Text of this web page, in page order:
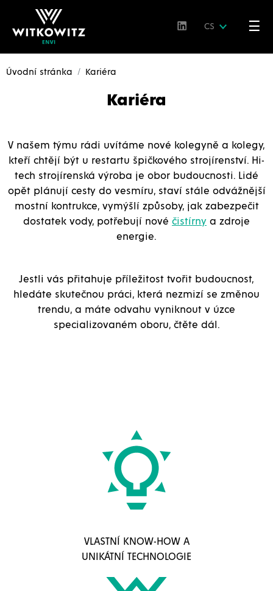
CS ☰
Úvodní stránka Kariéra
Kariéra
V našem týmu rádi uvítáme nové kolegyně a kolegy,
kteří chtějí být u restartu špičkového strojírenství. Hi-
tech strojírenská výroba je obor budoucnosti. Lidé
opět plánují cesty do vesmíru, staví stále odvážnější
mostní kontrukce, vymýšlí způsoby, jak zabezpečit
dostatek vody, potřebují nové čistírny a zdroje
energie.
Jestli vás přitahuje příležitost tvořit budoucnost,
hledáte skutečnou práci, která nezmizí se změnou
trendu, a máte odvahu vyniknout v úzce
specializovaném oboru, čtěte dál.
VLASTNÍ KNOW-HOW A
UNIKÁTNÍ TECHNOLOGIE